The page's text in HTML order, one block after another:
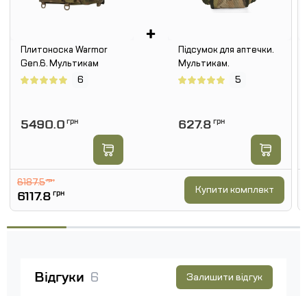
Плитоноска Warmor
Gen.6. Мультикам
6
5490.0 грн
+
Підсумок для аптечки.
Мультикам.
5
627.8 грн
6187.5грн
6117.8 грн Купити комплект
Відгуки 6 Залишити відгук